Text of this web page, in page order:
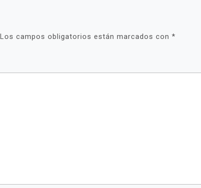
Los campos obligatorios están marcados con *